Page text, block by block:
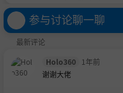
参与讨论聊一聊
最新评论
Holo360
1年前
谢谢大佬